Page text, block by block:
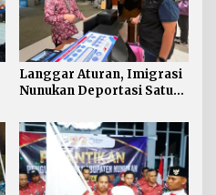
Langgar Aturan, Imigrasi
Nunukan Deportasi Satu
Soetta